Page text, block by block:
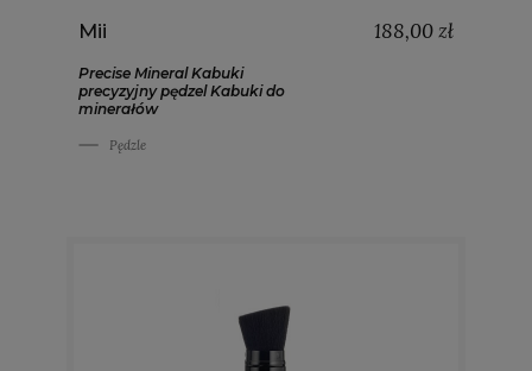
Mii
Precise Mineral Kabuki
precyzyjny pędzel Kabuki do
minerałów
Pędzle
188,00 zł